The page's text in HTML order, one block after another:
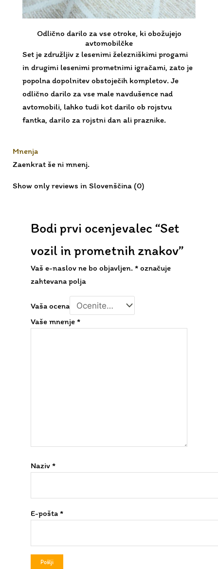
Odlično darilo za vse otroke, ki obožujejo
avtomobilčke
Set je združljiv z lesenimi železniškimi progami
in drugimi lesenimi prometnimi igračami, zato je
popolna dopolnitev obstoječih kompletov. Je
odlično darilo za vse male navdušence nad
avtomobili, lahko tudi kot darilo ob rojstvu
fantka, darilo za rojstni dan ali praznike.
Mnenja
Zaenkrat še ni mnenj.
Show only reviews in Slovenščina (0)
Bodi prvi ocenjevalec “Set
vozil in prometnih znakov”
Vaš e-naslov ne bo objavljen. *označuje
zahtevana polja
Vaša ocena
Vaše mnenje *
Naziv *
E-pošta *